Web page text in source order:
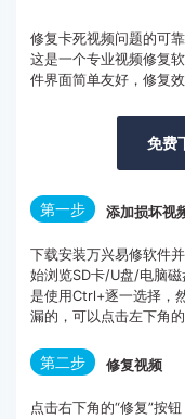
修复卡死视频问题的可
这是一个专业视频修复
件界面简单友好，修复效
免费
第一步 添加损坏视
下载安装万兴易修软件
始浏览SD卡/U盘/电脑
是使用Ctrl+逐一选择，
漏的，可以点击左下角
第二步 修复视频
点击右下角的“修复”按